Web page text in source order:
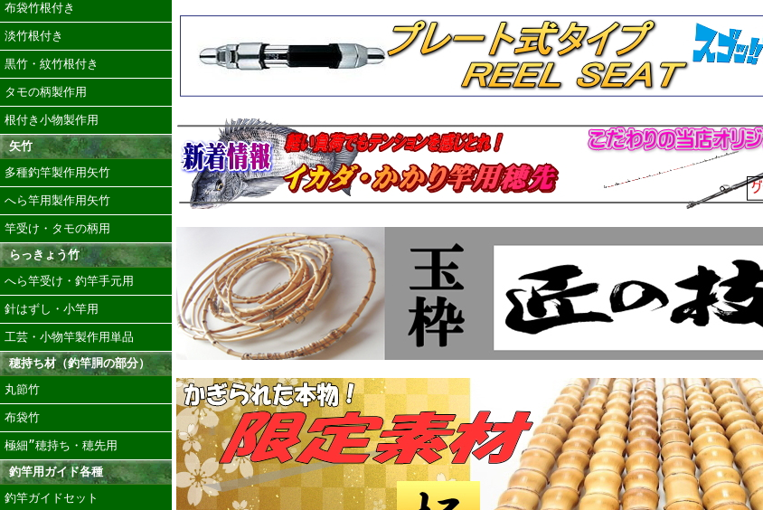
布袋竹根付き
淡竹根付き
黒竹・紋竹根付き
タモの柄製作用
根付き小物製作用
矢竹
多種釣竿製作用矢竹
へら竿用製作用矢竹
竿受け・タモの柄用
らっきょう竹
へら竿受け・釣竿手元用
針はずし・小竿用
工芸・小物竿製作用単品
穂持ち材（釣竿胴の部分）
丸節竹
布袋竹
極細”穂持ち・穂先用
釣竿用ガイド各種
釣竿ガイドセット